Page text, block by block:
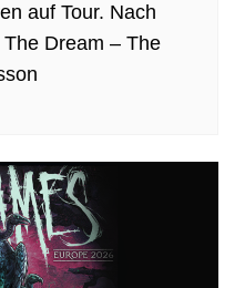
auf Tour. Nach
Dream – The